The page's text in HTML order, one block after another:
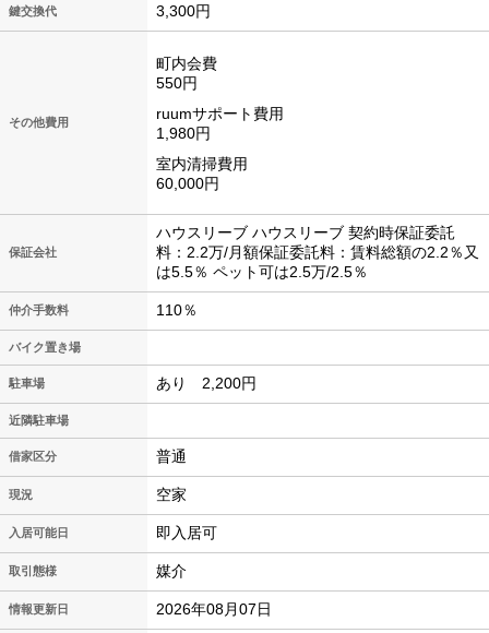
鍵交換代 3,300円
その他費用
町内会費
550円
ruumサポート費用
1,980円
室内清掃費用
60,000円
保証会社
ハウスリーブ ハウスリーブ 契約時保証委託
料：2.2万/月額保証委託料：賃料総額の2.2％又
は5.5％ ペット可は2.5万/2.5％
仲介手数料 110％
バイク置き場
駐車場 あり 2,200円
近隣駐車場
借家区分 普通
現況 空家
入居可能日 即入居可
取引態様 媒介
情報更新日 2026年08月07日